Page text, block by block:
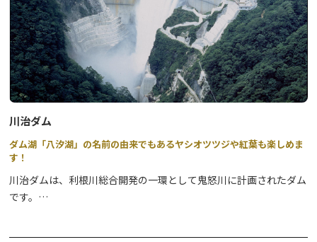
お気軽にご利用下さい。
川治ダム
ダム湖「八汐湖」の名前の由来でもあるヤシオツツジや紅葉も楽しめま
す！
川治ダムは、利根川総合開発の一環として鬼怒川に計画されたダム
です。